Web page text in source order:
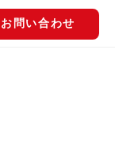
お問い合わせ